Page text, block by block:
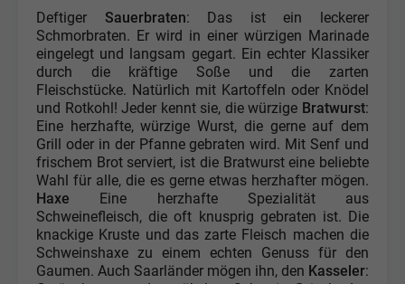
Deftiger Sauerbraten: Das ist ein leckerer
Schmorbraten. Er wird in einer würzigen Marinade
eingelegt und langsam gegart. Ein echter Klassiker
durch die kräftige Soße und die zarten
Fleischstücke. Natürlich mit Kartoffeln oder Knödel
und Rotkohl! Jeder kennt sie, die würzige Bratwurst:
Eine herzhafte, würzige Wurst, die gerne auf dem
Grill oder in der Pfanne gebraten wird. Mit Senf und
frischem Brot serviert, ist die Bratwurst eine beliebte
Wahl für alle, die es gerne etwas herzhafter mögen.
Haxe Eine herzhafte Spezialität aus
Schweinefleisch, die oft knusprig gebraten ist. Die
knackige Kruste und das zarte Fleisch machen die
Schweinshaxe zu einem echten Genuss für den
Gaumen. Auch Saarländer mögen ihn, den Kasseler: